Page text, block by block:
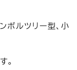
ボルツリー型、小
。